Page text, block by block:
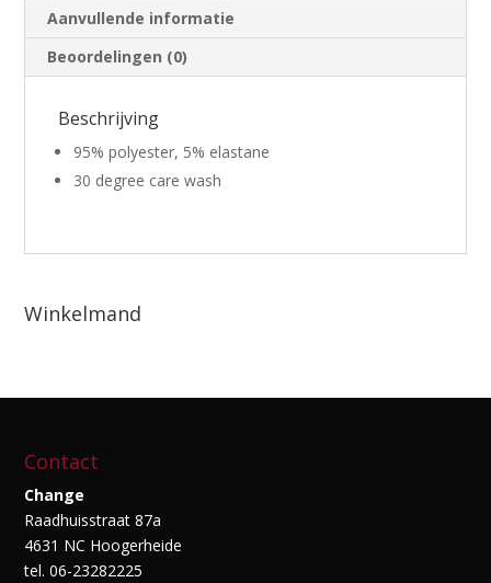
Aanvullende informatie
Beoordelingen (0)
Beschrijving
95% polyester, 5% elastane
30 degree care wash
Winkelmand
Contact
Change
Raadhuisstraat 87a
4631 NC Hoogerheide
tel. 06-23282225